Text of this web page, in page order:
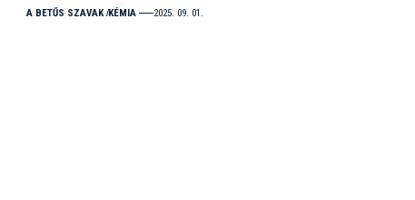
A BETŰS SZAVAK KÉMIA 2025. 09. 01.